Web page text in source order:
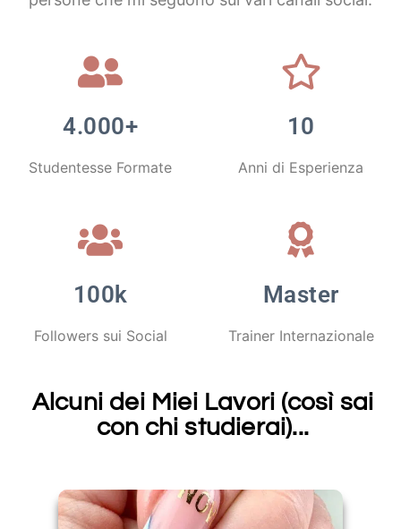
4.000+
Studentesse Formate
10
Anni di Esperienza
100k
Followers sui Social
Master
Trainer Internazionale
Alcuni dei Miei Lavori (così sai
con chi studierai)...